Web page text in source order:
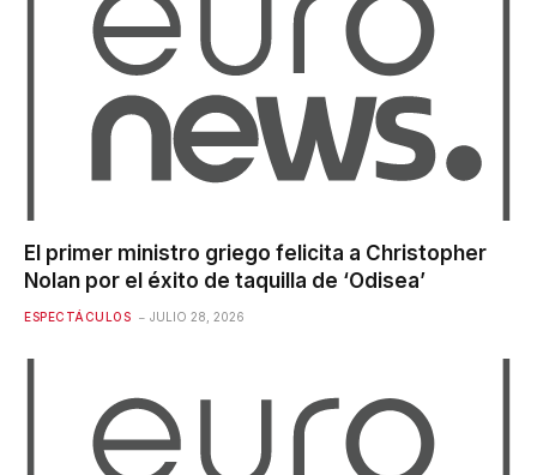
El primer ministro griego felicita a Christopher
Nolan por el éxito de taquilla de ‘Odisea’
ESPECTÁCULOS JULIO 28, 2026